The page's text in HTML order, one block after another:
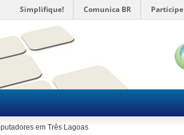
Simplifique! Comunica BR Participe
em Três Lagoas